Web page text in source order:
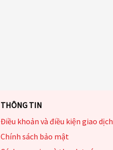
THÔNG TIN
Điều khoản và điều kiện giao dịch
Chính sách bảo mật